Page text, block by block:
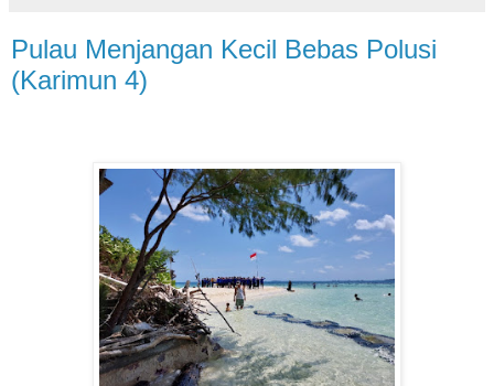
Pulau Menjangan Kecil Bebas Polusi
(Karimun 4)